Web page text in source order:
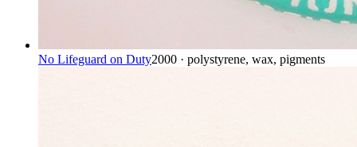
No Lifeguard on Duty2000 · polystyrene, wax, pigments